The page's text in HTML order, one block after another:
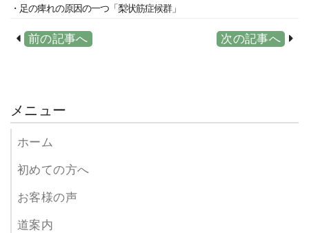
・足の痺れの原因の一つ「梨状筋症候群」
前の記事へ 次の記事へ
メニュー
ホーム
初めての方へ
お客様の声
道案内